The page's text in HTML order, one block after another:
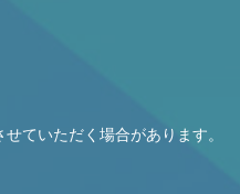
ていただく場合があります。